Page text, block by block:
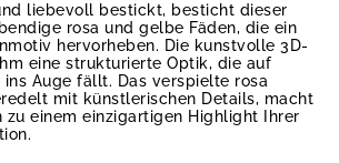
liebevoll bestickt, besticht dieser
rosa und gelbe Fäden, die ein
hervorheben. Die kunstvolle 3D-
eine strukturierte Optik, die auf
Auge fällt. Das verspielte rosa
mit künstlerischen Details, macht
zu einem einzigartigen Highlight Ihrer